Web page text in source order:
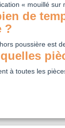
« mouillé
de
?
poussière est
à toutes les